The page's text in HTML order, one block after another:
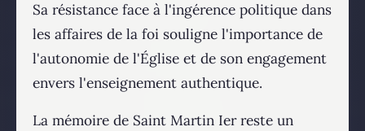
Sa résistance face à l'ingérence politique dans
les affaires de la foi souligne l'importance de
l'autonomie de l'Église et de son engagement
envers l'enseignement authentique.
La mémoire de Saint Martin Ier reste un